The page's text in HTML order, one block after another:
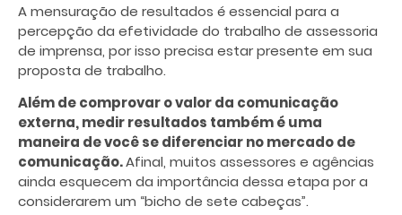
A mensuração de resultados é essencial para a
percepção da efetividade do trabalho de assessoria
de imprensa, por isso precisa estar presente em sua
proposta de trabalho.
Além de comprovar o valor da comunicação
externa, medir resultados também é uma
maneira de você se diferenciar no mercado de
comunicação.Afinal, muitos assessores e agências
ainda esquecem da importância dessa etapa por a
considerarem um “bicho de sete cabeças”.